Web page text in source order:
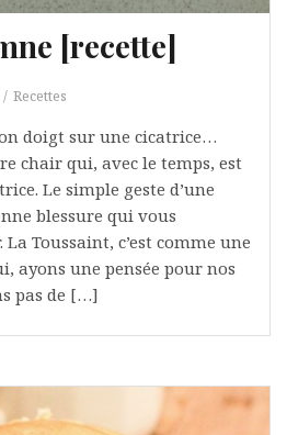
[recette]
Recettes
doigt sur une cicatrice…
chair qui, avec le temps, est
Le simple geste d’une
blessure qui vous
Toussaint, c’est comme une
ayons une pensée pour nos
pas de […]